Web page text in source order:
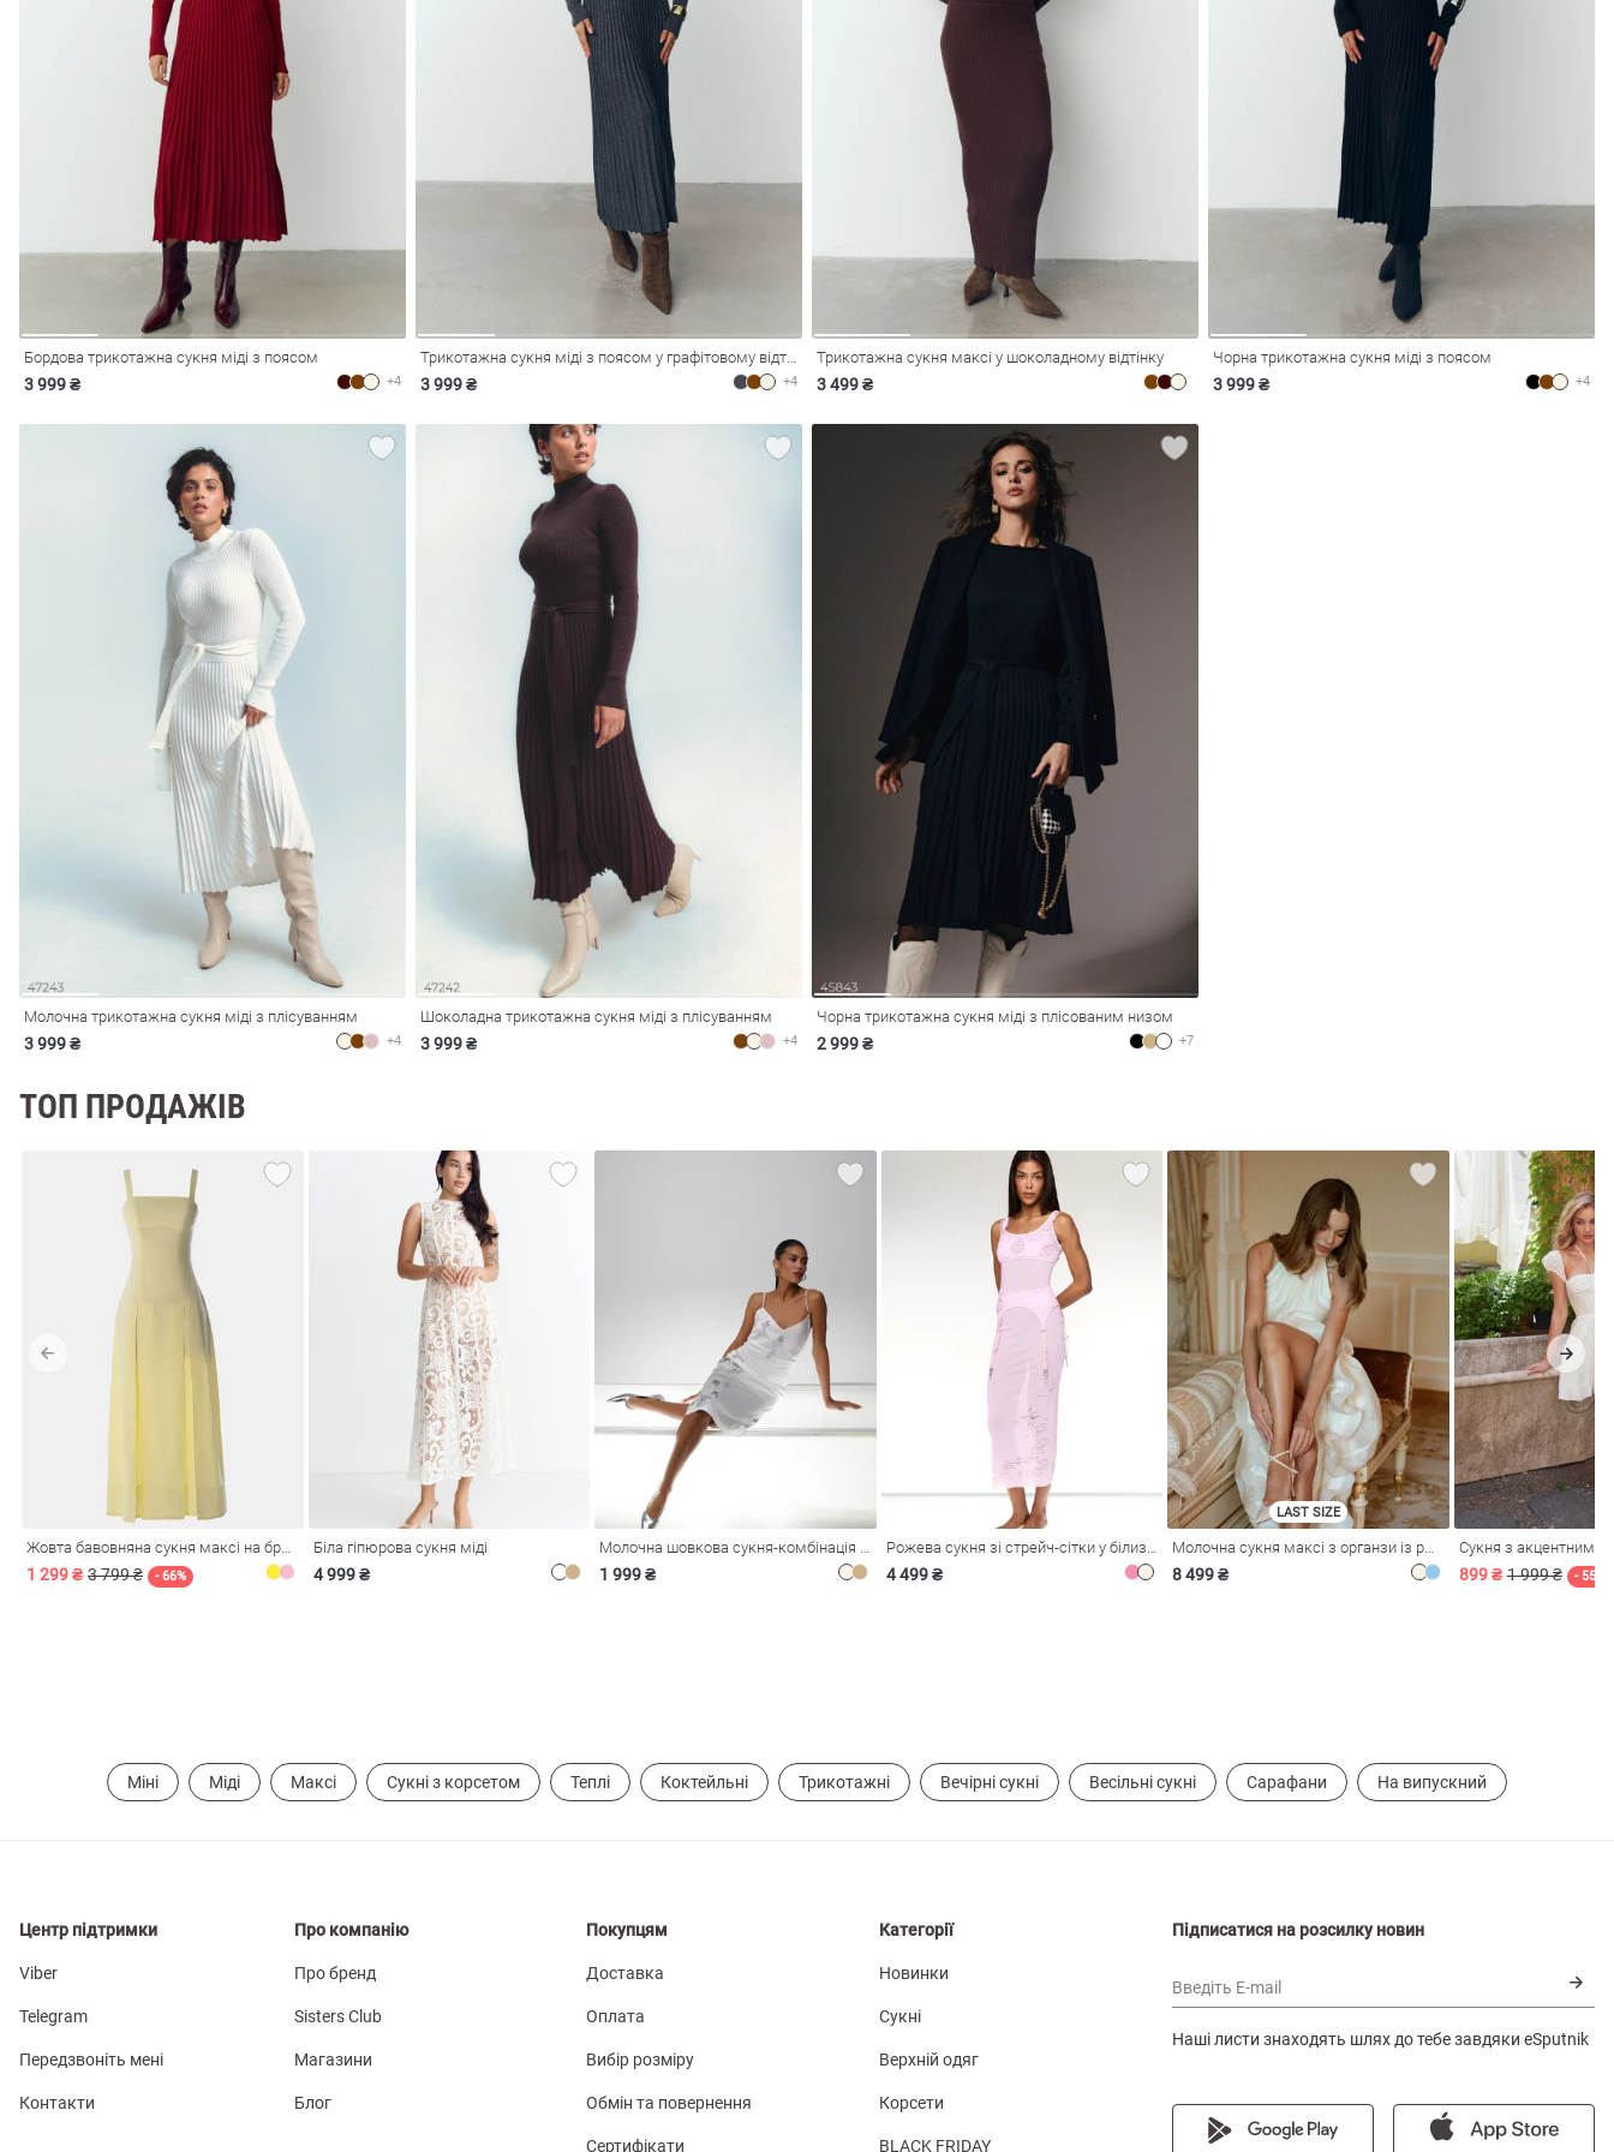
ОкуляриХусткиПанами
Бордова трикотажна сукня міді з поясом
3 999 ₴ +4
Трикотажна сукня міді з поясом у графітовому відтінку
3 999 ₴ +4
Трикотажна сукня максі у шоколадному відтінку
3 499 ₴
Чорна трикотажна сукня міді з поясом
3 999 ₴ +4
Молочна трикотажна сукня міді з плісуванням
3 999 ₴ +4
Шоколадна трикотажна сукня міді з плісуванням
3 999 ₴ +4
Чорна трикотажна сукня міді з плісованим низом
2 999 ₴ +7
ТОП ПРОДАЖІВ
1 299 ₴ 3 799 ₴ - 66%
Біла гіпюрова сукня міді
4 999 ₴ 1 999 ₴ 4 499 ₴
LAST SIZE
8 499 ₴
Сукня з акцентним
899 ₴ 1 999 ₴ - 55%
Міні Міді Максі Сукні з корсетом Теплі Коктейльні Трикотажні Вечірні сукні Весільні сукні Сарафани На випускний
Центр підтримки
Viber
Telegram
Передзвоніть мені
Контакти
Про компанію
Про бренд
Sisters Club
Магазини
Блог
Покупцям
Доставка
Оплата
Вибір розміру
Обмін та повернення
Сертифікати
Категорії
Новинки
Сукні
Верхній одяг
Корсети
BLACK FRIDAY
Підписатися на розсилку новин
Введіть E-mail
Наші листи знаходять шлях до тебе завдяки eSputnik